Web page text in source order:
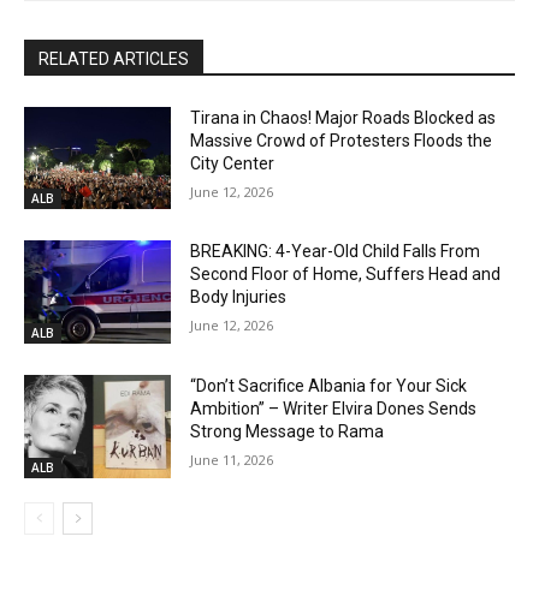
RELATED ARTICLES
ALB
Tirana in Chaos! Major Roads Blocked as
Massive Crowd of Protesters Floods the
City Center
June 12, 2026
ALB
BREAKING: 4-Year-Old Child Falls From
Second Floor of Home, Suffers Head and
Body Injuries
June 12, 2026
ALB
“Don’t Sacrifice Albania for Your Sick
Ambition” – Writer Elvira Dones Sends
Strong Message to Rama
June 11, 2026